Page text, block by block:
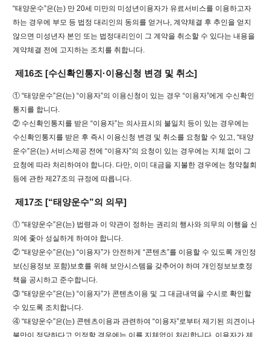
“태양운수”은(는) 만 20세 미만의 미성년이용자가 유료서비스를 이용하고자
하는 경우에 부모 등 법정 대리인의 동의를 얻거나, 계약체결 후 추인을 얻지
않으면 미성년자 본인 또는 법정대리인이 그 계약을 취소할 수 있다는 내용을
계약체결 전에 고지하는 조치를 취합니다.
제16조 [수신확인통지·이용신청 변경 및 취소]
① “태양운수”은(는) “이용자”의 이용신청이 있는 경우 “이용자”에게 수신확인
통지를 합니다.
② 수신확인통지를 받은 “이용자”는 의사표시의 불일치 등이 있는 경우에는
수신확인통지를 받은 후 즉시 이용신청 변경 및 취소를 요청할 수 있고, “태양
운수”은(는) 서비스제공 전에 “이용자”의 요청이 있는 경우에는 지체 없이 그
요청에 따라 처리하여야 합니다. 다만, 이미 대금을 지불한 경우에는 청약철회
등에 관한 제27조의 규정에 따릅니다.
제17조 [“태양운수”의 의무]
① “태양운수”은(는) 법령과 이 약관이 정하는 권리의 행사와 의무의 이행을 신
의에 좇아 성실하게 하여야 합니다.
② “태양운수”은(는) “이용자”가 안전하게 “콘텐츠”를 이용할 수 있도록 개인정
보(신용정보 포함)보호를 위해 보안시스템을 갖추어야 하며 개인정보보호정
책을 공시하고 준수합니다.
③ “태양운수”은(는) “이용자”가 콘텐츠이용 및 그 대금내역을 수시로 확인할
수 있도록 조치합니다.
④ “태양운수”은(는) 콘텐츠이용과 관련하여 “이용자”로부터 제기된 의견이나
불만이 정당하다고 인정할 경우에는 이를 지체없이 처리합니다. 이용자가 제